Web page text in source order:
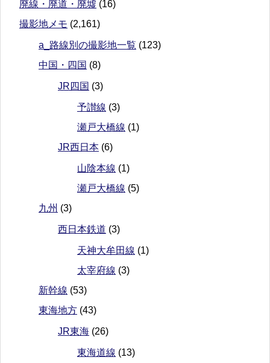
廃線・廃道・廃墟 (16)
撮影地メモ (2,161)
a_路線別の撮影地一覧 (123)
中国・四国 (8)
JR四国 (3)
予讃線 (3)
瀬戸大橋線 (1)
JR西日本 (6)
山陰本線 (1)
瀬戸大橋線 (5)
九州 (3)
西日本鉄道 (3)
天神大牟田線 (1)
太宰府線 (3)
新幹線 (53)
東海地方 (43)
JR東海 (26)
東海道線 (13)